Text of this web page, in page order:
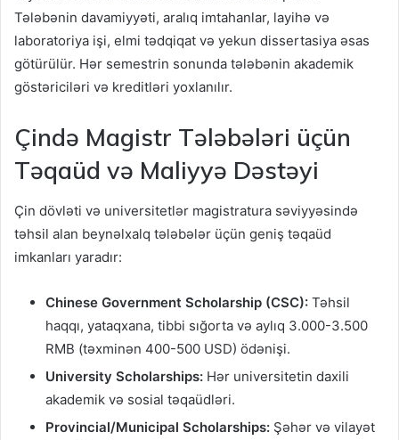
Tələbənin davamiyyəti, aralıq imtahanlar, layihə və
laboratoriya işi, elmi tədqiqat və yekun dissertasiya əsas
götürülür. Hər semestrin sonunda tələbənin akademik
göstəriciləri və kreditləri yoxlanılır.
Çində Magistr Tələbələri üçün
Təqaüd və Maliyyə Dəstəyi
Çin dövləti və universitetlər magistratura səviyyəsində
təhsil alan beynəlxalq tələbələr üçün geniş təqaüd
imkanları yaradır:
Chinese Government Scholarship (CSC): Təhsil
haqqı, yataqxana, tibbi sığorta və aylıq 3.000-3.500
RMB (təxminən 400-500 USD) ödənişi.
University Scholarships: Hər universitetin daxili
akademik və sosial təqaüdləri.
Provincial/Municipal Scholarships: Şəhər və vilayət